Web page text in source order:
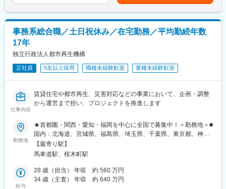
※現地でのコミュニケーションは英語が必須
・計数管理業務（実績把握・分析、予算策定・見通し管理、改善
施策立案）
・出店計画、店舗開発に伴う現地パートナー（デベロッパー・商
・スタイリストの採用／体制の指揮・管理（現地人事・マネージ
ャーと連携した採用計画、人員配置・定着施策など）
ンを理解いただき、数年の研修を経て海外拠点に駐在いただきま
す。
す。
・駐在先はシンガポール、マレーシア、ベトナムのいずれかを想
定しています（面接時に適性・希望を踏まえて決定）
■働く魅力
・東南アジア（シンガポール・香港・台湾・ベトナム・マレーシ
ア等）で100店舗以上を展開し、今後も出店により事業拡大を予
定。
事務系総合職／土日祝休み／在宅勤務／平均勤続年数
17年
独立行政法人都市再生機構
正社員 5名以上採用 職種未経験歓迎 業種未経験歓迎
仕事内容
賃貸住宅や都市再生、災害対応などの事業において、企画・調整
から運営まで担い、プロジェクトを推進します
勤務地
★首都圏・関西・愛知・福岡を中心に全国で募集中！＜勤務地＞■
国内：北海道、宮城県、福島県、埼玉県、千葉県、東京都、神奈
川県、新潟県、愛知県、京都府、大阪府、兵庫県、広島県、福岡
県、沖縄県■海外事務所：シドニー 他※総合職採用のため、全国転
横浜アイランドタワーみなとみらい線「馬車道駅」1b出口直結
JR「桜木町駅」徒歩4分横浜市営地下鉄「桜木町駅」徒歩5分
【最寄り駅】
馬車道駅、桜木町駅
給与
28 歳（担当） 年収 約 560 万円
34 歳（主査） 年収 約 640 万円